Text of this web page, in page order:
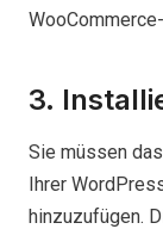
3.
Sie müssen
Ihrer
hinzuzufügen.